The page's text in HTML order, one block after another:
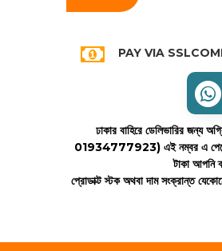
PAY VIA
ঢাকার বাহিরে ডেলিভারির
01934777923) এই নম্বর এ
টাকা আপনি
প্রোডাক্ট স্টক অথবা দাম সংক্রান্ত